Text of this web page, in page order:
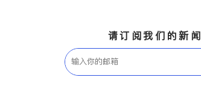
请订阅我们的新闻